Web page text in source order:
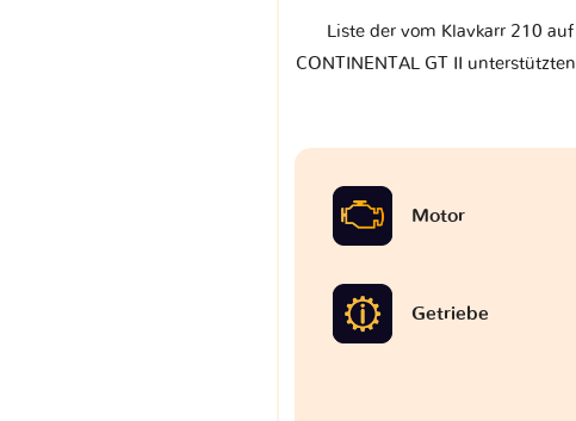
Liste der vom Klavkarr 210
CONTINENTAL GT II
Motor
Getriebe